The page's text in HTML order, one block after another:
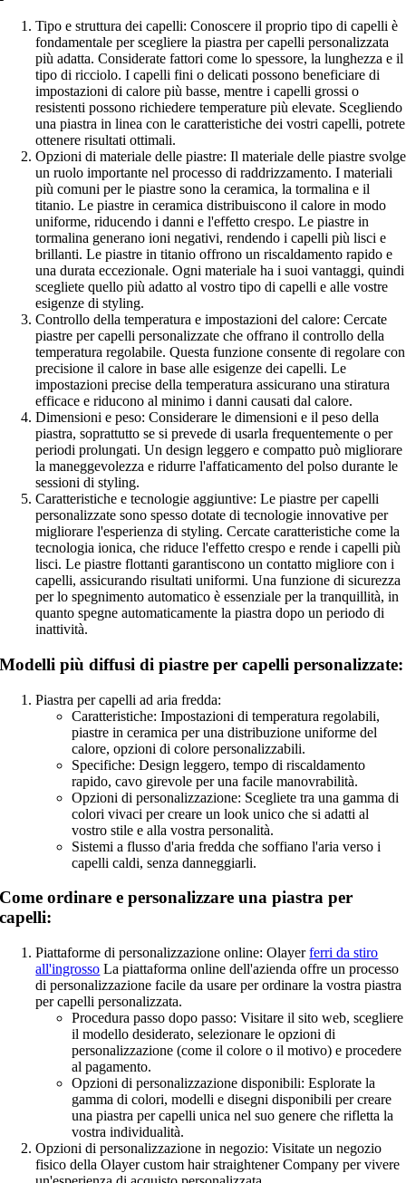
Tipo e struttura dei capelli: Conoscere il proprio tipo di capelli è
fondamentale per scegliere la piastra per capelli personalizzata
più adatta. Considerate fattori come lo spessore, la lunghezza e il
tipo di ricciolo. I capelli fini o delicati possono beneficiare di
impostazioni di calore più basse, mentre i capelli grossi o
resistenti possono richiedere temperature più elevate. Scegliendo
una piastra in linea con le caratteristiche dei vostri capelli, potrete
ottenere risultati ottimali.
Opzioni di materiale delle piastre: Il materiale delle piastre svolge
un ruolo importante nel processo di raddrizzamento. I materiali
più comuni per le piastre sono la ceramica, la tormalina e il
titanio. Le piastre in ceramica distribuiscono il calore in modo
uniforme, riducendo i danni e l'effetto crespo. Le piastre in
tormalina generano ioni negativi, rendendo i capelli più lisci e
brillanti. Le piastre in titanio offrono un riscaldamento rapido e
una durata eccezionale. Ogni materiale ha i suoi vantaggi, quindi
scegliete quello più adatto al vostro tipo di capelli e alle vostre
esigenze di styling.
Controllo della temperatura e impostazioni del calore: Cercate
piastre per capelli personalizzate che offrano il controllo della
temperatura regolabile. Questa funzione consente di regolare con
precisione il calore in base alle esigenze dei capelli. Le
impostazioni precise della temperatura assicurano una stiratura
efficace e riducono al minimo i danni causati dal calore.
Dimensioni e peso: Considerare le dimensioni e il peso della
piastra, soprattutto se si prevede di usarla frequentemente o per
periodi prolungati. Un design leggero e compatto può migliorare
la maneggevolezza e ridurre l'affaticamento del polso durante le
sessioni di styling.
Caratteristiche e tecnologie aggiuntive: Le piastre per capelli
personalizzate sono spesso dotate di tecnologie innovative per
migliorare l'esperienza di styling. Cercate caratteristiche come la
tecnologia ionica, che riduce l'effetto crespo e rende i capelli più
lisci. Le piastre flottanti garantiscono un contatto migliore con i
capelli, assicurando risultati uniformi. Una funzione di sicurezza
per lo spegnimento automatico è essenziale per la tranquillità, in
quanto spegne automaticamente la piastra dopo un periodo di
inattività.
Modelli più diffusi di piastre per capelli personalizzate:
Piastra per capelli ad aria fredda:
Caratteristiche: Impostazioni di temperatura regolabili,
piastre in ceramica per una distribuzione uniforme del
calore, opzioni di colore personalizzabili.
Specifiche: Design leggero, tempo di riscaldamento
rapido, cavo girevole per una facile manovrabilità.
Opzioni di personalizzazione: Scegliete tra una gamma di
colori vivaci per creare un look unico che si adatti al
vostro stile e alla vostra personalità.
Sistemi a flusso d'aria fredda che soffiano l'aria verso i
capelli caldi, senza danneggiarli.
Come ordinare e personalizzare una piastra per
capelli:
Piattaforme di personalizzazione online: Olayerferri da stiro
all'ingrosso La piattaforma online dell'azienda offre un processo
di personalizzazione facile da usare per ordinare la vostra piastra
per capelli personalizzata.
Procedura passo dopo passo: Visitare il sito web, scegliere
il modello desiderato, selezionare le opzioni di
personalizzazione (come il colore o il motivo) e procedere
al pagamento.
Opzioni di personalizzazione disponibili: Esplorate la
gamma di colori, modelli e disegni disponibili per creare
una piastra per capelli unica nel suo genere che rifletta la
vostra individualità.
Opzioni di personalizzazione in negozio: Visitate un negozio
fisico della Olayer custom hair straightener Company per vivere